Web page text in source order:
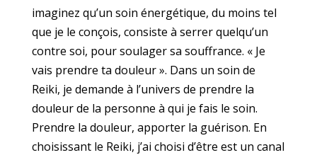
imaginez qu’un soin énergétique, du moins tel
que je le conçois, consiste à serrer quelqu’un
contre soi, pour soulager sa souffrance. « Je
vais prendre ta douleur ». Dans un soin de
Reiki, je demande à l’univers de prendre la
douleur de la personne à qui je fais le soin.
Prendre la douleur, apporter la guérison. En
choisissant le Reiki, j’ai choisi d’être est un canal